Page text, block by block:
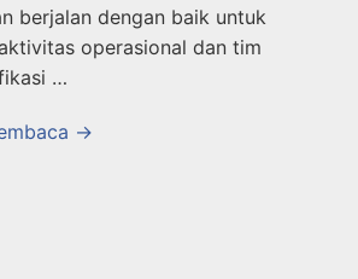
berjalan dengan baik untuk
operasional dan tim
…
→